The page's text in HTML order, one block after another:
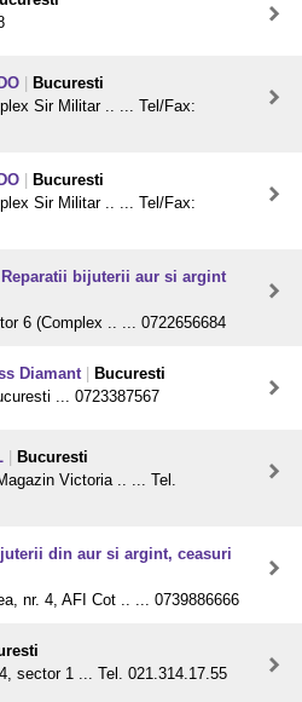
Bucuresti
Sir Militar .. ... Tel/Fax:
Bucuresti
Sir Militar .. ... Tel/Fax:
bijuterii aur si argint
6 (Complex .. ... 0722656684
Diamant
Bucuresti
... 0723387567
Bucuresti
Victoria .. ... Tel.
din aur si argint, ceasuri
nr. 4, AFI Cot .. ... 0739886666
sector 1 ... Tel. 021.314.17.55